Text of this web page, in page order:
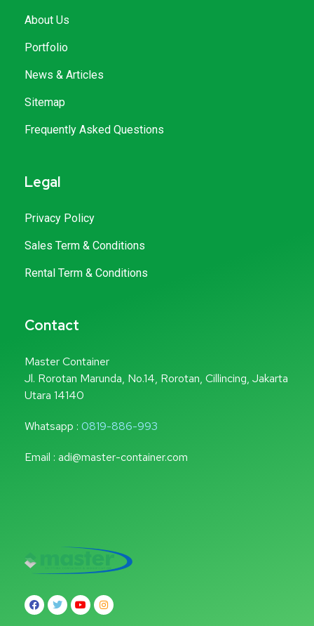
About Us
Portfolio
News & Articles
Sitemap
Frequently Asked Questions
Legal
Privacy Policy
Sales Term & Conditions
Rental Term & Conditions
Contact
Master Container
Jl. Rorotan Marunda, No.14, Rorotan, Cillincing, Jakarta
Utara 14140
Whatsapp : 0819-886-993
Email : adi@master-container.com